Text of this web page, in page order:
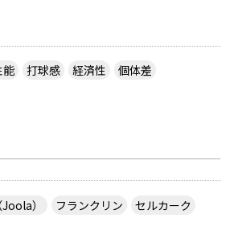
能 打球感 経済性 個体差
） フランクリン
セルカーク